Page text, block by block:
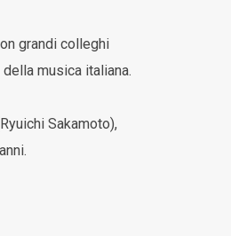
grandi colleghi
musica italiana.
Sakamoto),